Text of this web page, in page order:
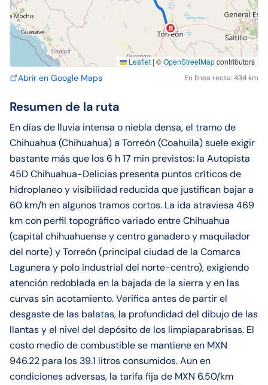
B
Leaflet | ©OpenStreetMapcontributors
Abrir en Google Maps En línea recta: 434 km
Resumen de la ruta
En días de lluvia intensa o niebla densa, el tramo de
Chihuahua (Chihuahua) a Torreón (Coahuila) suele exigir
bastante más que los 6 h 17 min previstos: la Autopista
45D Chihuahua-Delicias presenta puntos críticos de
hidroplaneo y visibilidad reducida que justifican bajar a
60 km/h en algunos tramos cortos. La ida atraviesa 469
km con perfil topográfico variado entre Chihuahua
(capital chihuahuense y centro ganadero y maquilador
del norte) y Torreón (principal ciudad de la Comarca
Lagunera y polo industrial del norte-centro), exigiendo
atención redoblada en la bajada de la sierra y en las
curvas sin acotamiento. Verifica antes de partir el
desgaste de las balatas, la profundidad del dibujo de las
llantas y el nivel del depósito de los limpiaparabrisas. El
costo medio de combustible se mantiene en MXN
946.22 para los 39.1 litros consumidos. Aun en
condiciones adversas, la tarifa fija de MXN 6.50/km